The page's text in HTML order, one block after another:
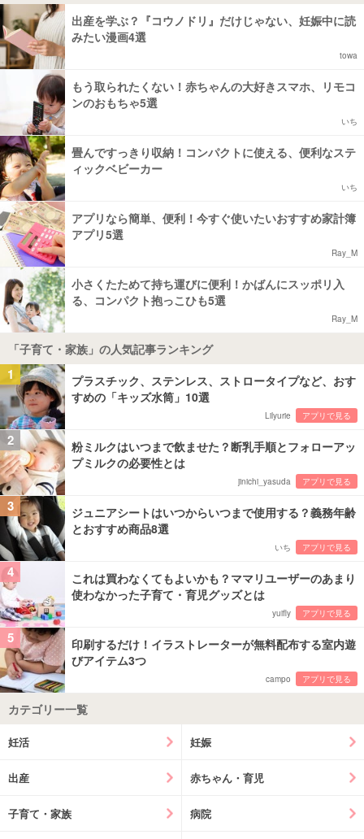
出産を学ぶ？『コウノドリ』だけじゃない、妊娠中に読
みたい漫画4選
towa
もう取られたくない！赤ちゃんの大好きスマホ、リモコ
ンのおもちゃ5選
いち
畳んですっきり収納！コンパクトに使える、便利なステ
ィックベビーカー
いち
アプリなら簡単、便利！今すぐ使いたいおすすめ家計簿
アプリ5選
Ray_M
小さくたためて持ち運びに便利！かばんにスッポリ入
る、コンパクト抱っこひも5選
Ray_M
「子育て・家族」の人気記事ランキング
1
プラスチック、ステンレス、ストロータイプなど、おす
すめの「キッズ水筒」10選
Lilyurie アプリで見る
2
粉ミルクはいつまで飲ませた？断乳手順とフォローアッ
プミルクの必要性とは
jinichi_yasuda アプリで見る
3
ジュニアシートはいつからいつまで使用する？義務年齢
とおすすめ商品8選
いち アプリで見る
4
これは買わなくてもよいかも？ママリユーザーのあまり
使わなかった子育て・育児グッズとは
yuifly アプリで見る
5
印刷するだけ！イラストレーターが無料配布する室内遊
びアイテム3つ
campo アプリで見る
カテゴリー一覧
妊活 妊娠
出産 赤ちゃん・育児
子育て・家族 病院